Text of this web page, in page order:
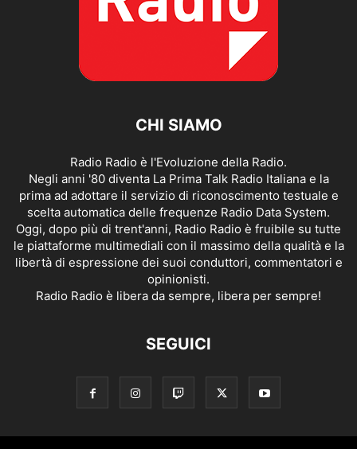
CHI SIAMO
Radio Radio è l'Evoluzione della Radio.
Negli anni '80 diventa La Prima Talk Radio Italiana e la
prima ad adottare il servizio di riconoscimento testuale e
scelta automatica delle frequenze Radio Data System.
Oggi, dopo più di trent'anni, Radio Radio è fruibile su tutte
le piattaforme multimediali con il massimo della qualità e la
libertà di espressione dei suoi conduttori, commentatori e
opinionisti.
Radio Radio è libera da sempre, libera per sempre!
SEGUICI